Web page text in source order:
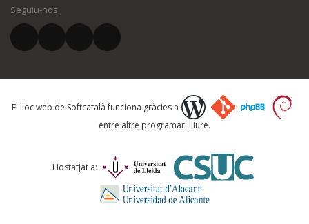
El vostre correu electrònic *
Què proposeu?
Comentari *
Seguiu-nos
El lloc web de Softcatalà funciona gràcies a
entre altre programari lliure.
Hostatjat a: